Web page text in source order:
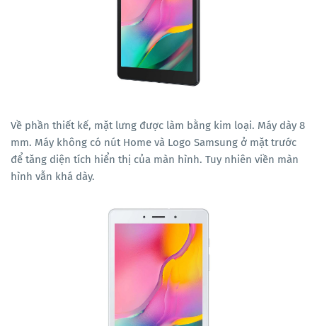
Về phần thiết kế, mặt lưng được làm bằng kim loại. Máy dày 8
mm. Máy không có nút Home và Logo Samsung ở mặt trước
để tăng diện tích hiển thị của màn hình. Tuy nhiên viền màn
hình vẫn khá dày.